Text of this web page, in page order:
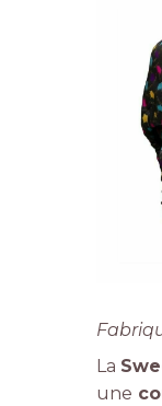
La
une